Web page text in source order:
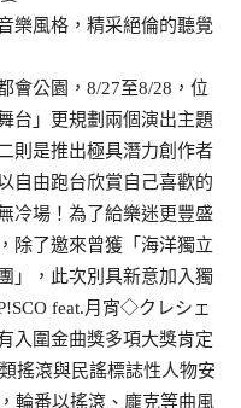
樂風格，精采絕倫的聽覺
會公園，8/27至8/28，位
台」更規劃兩個演出主題
則是推出極具潛力創作者
自由跑台欣賞自己喜歡的
冷場！為了給樂迷更豐盛
除了邀來曾獲「海洋獨立
」，此次別具新意加入獨
feat.月宵◇クレシェ
入圍金曲獎多項大獎肯定
搖滾與民謠標誌性人物安
輪番以搖滾、龐克等曲風